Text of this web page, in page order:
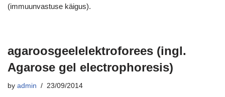
(immuunvastuse käigus).
agaroosgeelelektroforees (ingl.
Agarose gel electrophoresis)
by admin 23/09/2014